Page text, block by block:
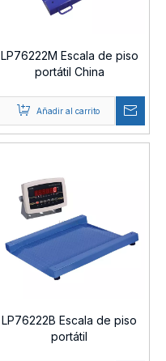
LP76222M Escala de piso
portátil China
Añadir al carrito
LP76222B Escala de piso
portátil